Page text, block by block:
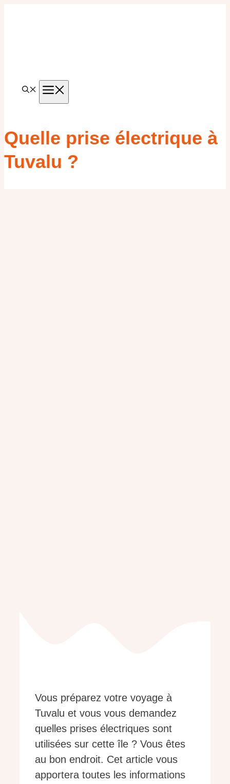
Quelle prise électrique à
Tuvalu ?
Vous préparez votre voyage à
Tuvalu et vous vous demandez
quelles prises électriques sont
utilisées sur cette île ? Vous êtes
au bon endroit. Cet article vous
apportera toutes les informations